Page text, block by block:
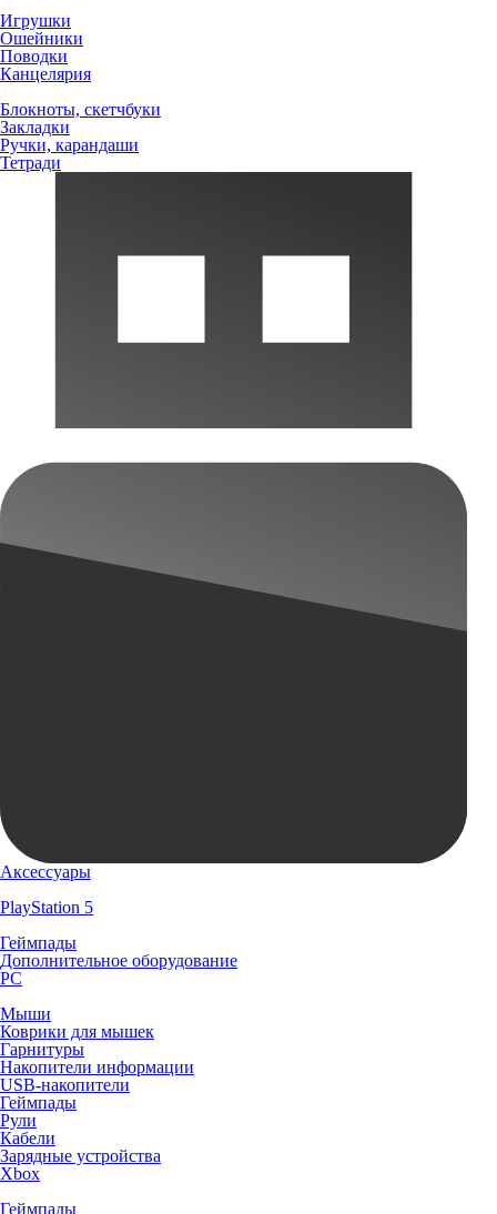
Игрушки
Ошейники
Поводки
Канцелярия
Блокноты, скетчбуки
Закладки
Ручки, карандаши
Тетради
Аксессуары
PlayStation 5
Геймпады
Дополнительное оборудование
PC
Мыши
Коврики для мышек
Гарнитуры
Накопители информации
USB-накопители
Геймпады
Рули
Кабели
Зарядные устройства
Xbox
Геймпады